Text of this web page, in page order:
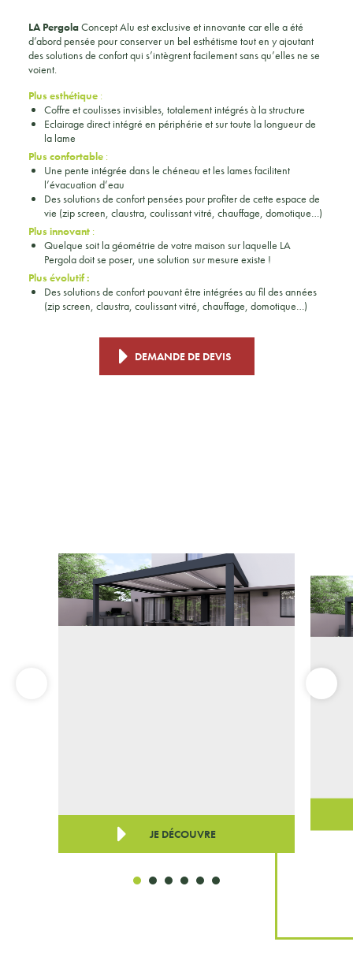
LA PergolaConcept Alu est exclusive et innovante car elle a été
d’abord pensée pour conserver un bel esthétisme tout en y ajoutant
des solutions de confort qui s’intègrent facilement sans qu’elles ne se
voient.
Plus esthétique:
Coffre et coulisses invisibles, totalement intégrés à la structure
Eclairage direct intégré en périphérie et sur toute la longueur de
la lame
Plus confortable:
Une pente intégrée dans le chéneau et les lames facilitent
l’évacuation d’eau
Des solutions de confort pensées pour profiter de cette espace de
vie (zip screen, claustra, coulissant vitré, chauffage, domotique…)
Plus innovant:
Quelque soit la géométrie de votre maison sur laquelle LA
Pergola doit se poser, une solution sur mesure existe !
Plus évolutif :
Des solutions de confort pouvant être intégrées au fil des années
(zip screen, claustra, coulissant vitré, chauffage, domotique…)
DEMANDE DE DEVIS
JE DÉCOUVRE